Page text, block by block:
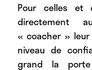
Pour celles et
directement
« coacher »
niveau de
grand la